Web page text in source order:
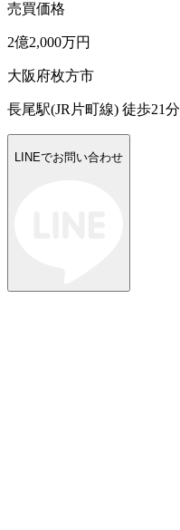
売買価格
2億2,000万円
大阪府枚方市
長尾駅(JR片町線) 徒歩21分
LINEでお問い合わせ